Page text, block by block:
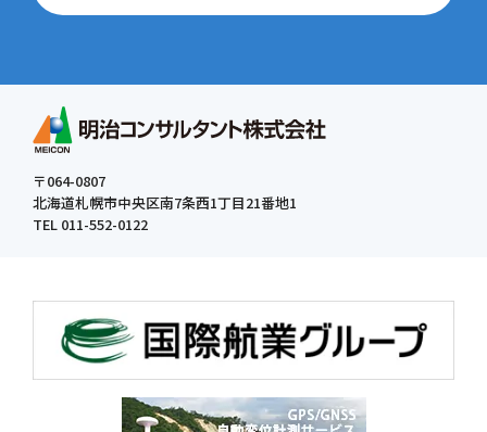
〒064-0807
北海道札幌市中央区南7条西1丁目21番地1
TEL 011-552-0122